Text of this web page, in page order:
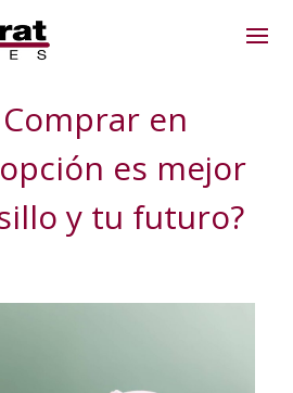
en
es mejor
y tu futuro?